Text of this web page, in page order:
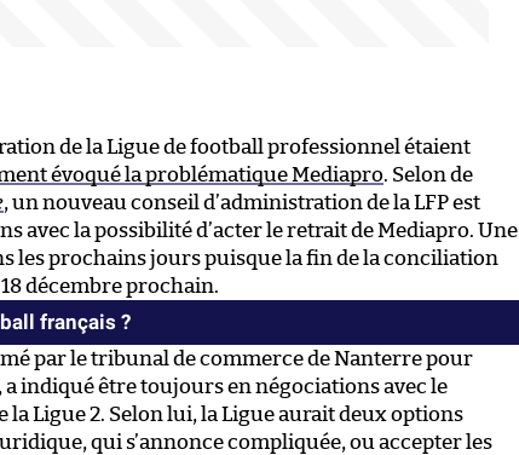
de la Ligue de football professionnel étaient
évoqué la problématique Mediapro. Selon de
, un nouveau conseil d’administration de la LFP est
avec la possibilité d’acter le retrait de Mediapro. Une
les prochains jours puisque la fin de la conciliation
décembre prochain.
français ?
par le tribunal de commerce de Nanterre pour
indiqué être toujours en négociations avec le
la Ligue 2. Selon lui, la Ligue aurait deux options
qui s’annonce compliquée, ou accepter les